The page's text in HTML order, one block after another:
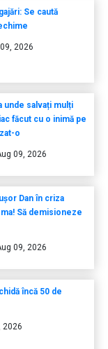
Se caută
2026
unde salvați mulți
făcut cu o inimă pe
o
09, 2026
Dan în criza
Să demisioneze
09, 2026
încă 50 de
2026